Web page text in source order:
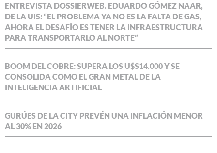
ENTREVISTA DOSSIERWEB. EDUARDO GÓMEZ NAAR,
DE LA UIS: “EL PROBLEMA YA NO ES LA FALTA DE GAS,
AHORA EL DESAFÍO ES TENER LA INFRAESTRUCTURA
PARA TRANSPORTARLO AL NORTE”
BOOM DEL COBRE: SUPERA LOS U$S14.000 Y SE
CONSOLIDA COMO EL GRAN METAL DE LA
INTELIGENCIA ARTIFICIAL
GURÚES DE LA CITY PREVÉN UNA INFLACIÓN MENOR
AL 30% EN 2026